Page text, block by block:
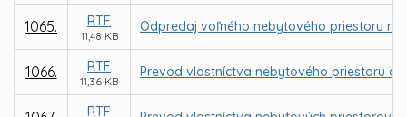
1065. RTF
11,48 KB
Odpredaj voľného nebytového priestoru na
1066. RTF
11,36 KB
Prevod vlastníctva nebytového priestoru a
RTF